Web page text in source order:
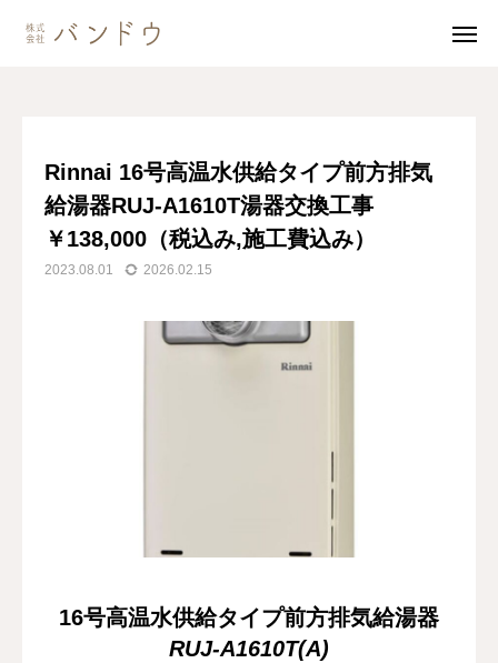
ブログ Rinnai 16号高温水供給タイプ前方排気給湯器RUJ-A1610T湯器交換工事￥138,000（税込み,施工費込み）
Rinnai 16号高温水供給タイプ前方排気
給湯器RUJ-A1610T湯器交換工事
￥138,000（税込み,施工費込み）
2023.08.01 2026.02.15
16号高温水供給タイプ前方排気給湯器
RUJ-A1610T(A)
施工風景 友達追加
事業内容